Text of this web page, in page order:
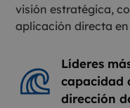
visión estratégica,
aplicación directa
Líderes
capacidad
dirección